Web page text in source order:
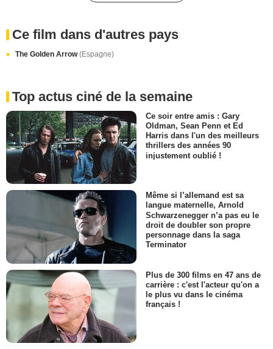
Ce film dans d'autres pays
The Golden Arrow(Espagne)
Top actus ciné de la semaine
Ce soir entre amis : Gary
Oldman, Sean Penn et Ed
Harris dans l'un des meilleurs
thrillers des années 90
injustement oublié !
Même si l’allemand est sa
langue maternelle, Arnold
Schwarzenegger n’a pas eu le
droit de doubler son propre
personnage dans la saga
Terminator
Plus de 300 films en 47 ans de
carrière : c'est l'acteur qu'on a
le plus vu dans le cinéma
français !